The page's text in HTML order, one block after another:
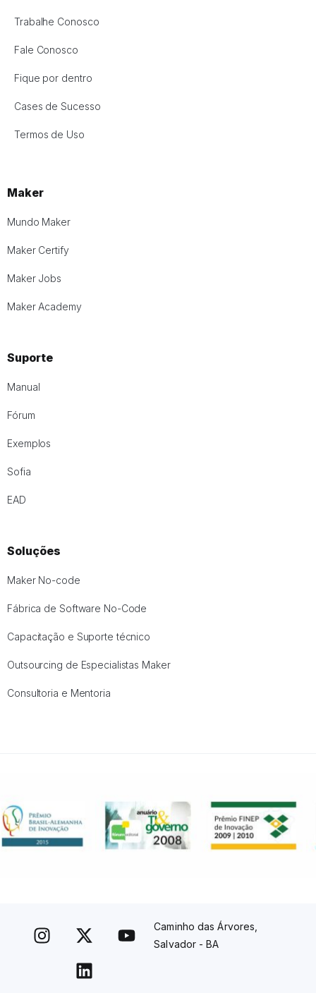
Trabalhe Conosco
Fale Conosco
Fique por dentro
Cases de Sucesso
Termos de Uso
Maker
Mundo Maker
Maker Certify
Maker Jobs
Maker Academy
Suporte
Manual
Fórum
Exemplos
Sofia
EAD
Soluções
Maker No-code
Fábrica de Software No-Code
Capacitação e Suporte técnico
Outsourcing de Especialistas Maker
Consultoria e Mentoria
Caminho das Árvores,
Salvador - BA